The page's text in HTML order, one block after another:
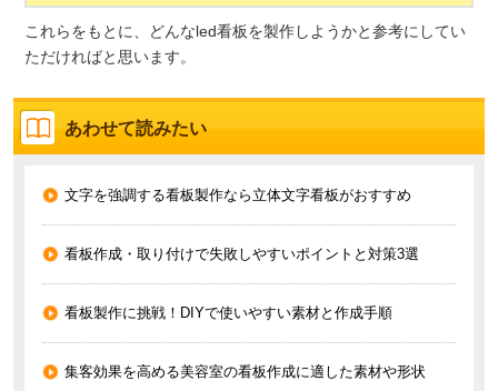
これらをもとに、どんなled看板を製作しようかと参考にしてい
ただければと思います。
あわせて読みたい
文字を強調する看板製作なら立体文字看板がおすすめ
看板作成・取り付けで失敗しやすいポイントと対策3選
看板製作に挑戦！DIYで使いやすい素材と作成手順
集客効果を高める美容室の看板作成に適した素材や形状